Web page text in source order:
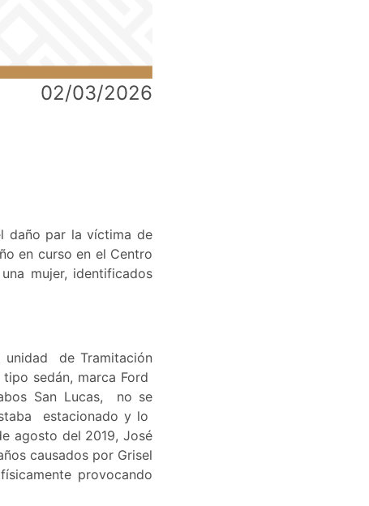
02/03/2026
daño par la víctima de
en curso en el Centro
mujer, identificados
de Tramitación
sedán, marca Ford
San Lucas, no se
estacionado y lo
agosto del 2019, José
causados por Grisel
provocando